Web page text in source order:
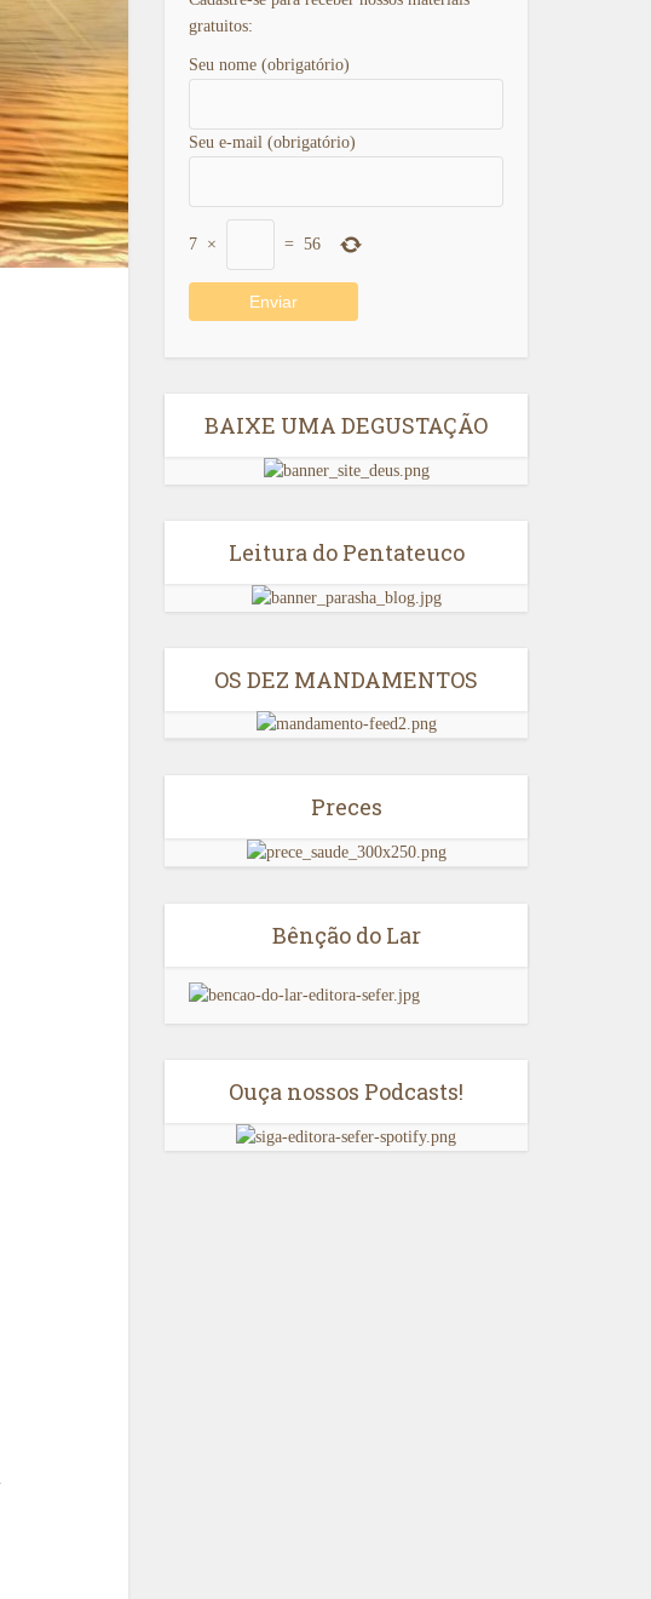
gratuitos:
Seu nome (obrigatório)
Seu e-mail (obrigatório)
7 × = 56
BAIXE UMA DEGUSTAÇÃO
Leitura do Pentateuco
OS DEZ MANDAMENTOS
Preces
Bênção do Lar
Ouça nossos Podcasts!